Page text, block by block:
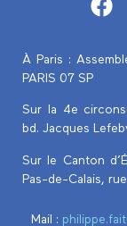
À Paris :
PARIS 07 SP
Sur la 4e
bd. Jacques
Sur le Canton
Pas-de-Calais,
Mail :